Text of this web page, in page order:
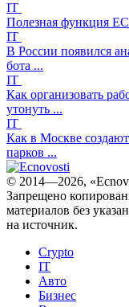
IT
Полезная функция
IT
В России появился
бота ...
IT
Как организовать
утонуть ...
IT
Как в Москве
парков ...
© 2014—2026,
Запрещено
материалов без
на источник.
Crypto
IT
Авто
Бизнес